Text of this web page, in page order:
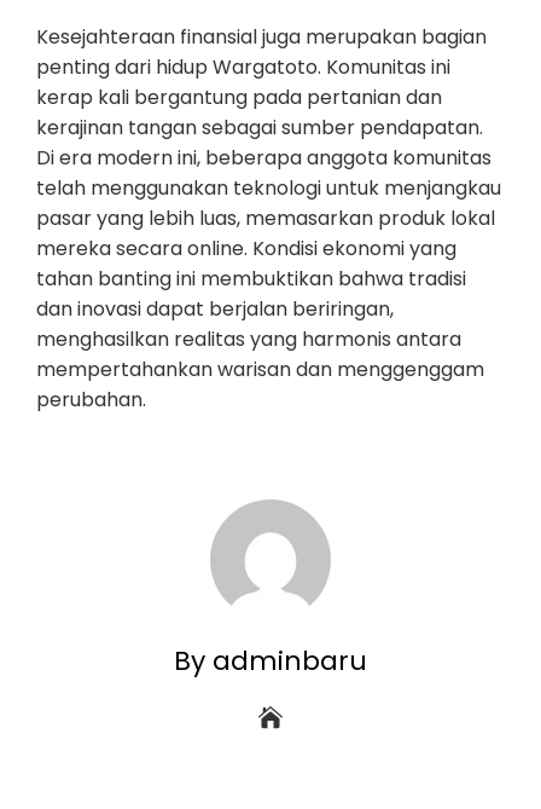
Kesejahteraan finansial juga merupakan bagian
penting dari hidup Wargatoto. Komunitas ini
kerap kali bergantung pada pertanian dan
kerajinan tangan sebagai sumber pendapatan.
Di era modern ini, beberapa anggota komunitas
telah menggunakan teknologi untuk menjangkau
pasar yang lebih luas, memasarkan produk lokal
mereka secara online. Kondisi ekonomi yang
tahan banting ini membuktikan bahwa tradisi
dan inovasi dapat berjalan beriringan,
menghasilkan realitas yang harmonis antara
mempertahankan warisan dan menggenggam
perubahan.
By adminbaru